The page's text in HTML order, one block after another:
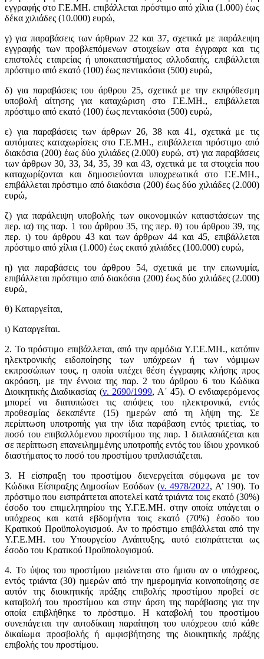
εγγραφής στο Γ.Ε.ΜΗ. επιβάλλεται πρόστιμο από χίλια (1.000) έως
δέκα χιλιάδες (10.000) ευρώ,
γ) για παραβάσεις των άρθρων 22 και 37, σχετικά με παράλειψη
εγγραφής των προβλεπόμενων στοιχείων στα έγγραφα και τις
επιστολές εταιρείας ή υποκαταστήματος αλλοδαπής, επιβάλλεται
πρόστιμο από εκατό (100) έως πεντακόσια (500) ευρώ,
δ) για παραβάσεις του άρθρου 25, σχετικά με την εκπρόθεσμη
υποβολή αίτησης για καταχώριση στο Γ.Ε.ΜΗ., επιβάλλεται
πρόστιμο από εκατό (100) έως πεντακόσια (500) ευρώ,
ε) για παραβάσεις των άρθρων 26, 38 και 41, σχετικά με τις
αυτόματες καταχωρίσεις στο Γ.Ε.ΜΗ., επιβάλλεται πρόστιμο από
διακόσια (200) έως δύο χιλιάδες (2.000) ευρώ, στ) για παραβάσεις
των άρθρων 30, 33, 34, 35, 39 και 43, σχετικά με τα στοιχεία που
καταχωρίζονται και δημοσιεύονται υποχρεωτικά στο Γ.Ε.ΜΗ.,
επιβάλλεται πρόστιμο από διακόσια (200) έως δύο χιλιάδες (2.000)
ευρώ,
ζ) για παράλειψη υποβολής των οικονομικών καταστάσεων της
περ. ια) της παρ. 1 του άρθρου 35, της περ. θ) του άρθρου 39, της
περ. ι) του άρθρου 43 και των άρθρων 44 και 45, επιβάλλεται
πρόστιμο από χίλια (1.000) έως εκατό χιλιάδες (100.000) ευρώ,
η) για παραβάσεις του άρθρου 54, σχετικά με την επωνυμία,
επιβάλλεται πρόστιμο από διακόσια (200) έως δύο χιλιάδες (2.000)
ευρώ,
θ) Καταργείται,
ι) Καταργείται.
2. Το πρόστιμο επιβάλλεται, από την αρμόδια Υ.Γ.Ε.ΜΗ., κατόπιν
ηλεκτρονικής ειδοποίησης των υπόχρεων ή των νόμιμων
εκπροσώπων τους, η οποία υπέχει θέση έγγραφης κλήσης προς
ακρόαση, με την έννοια της παρ. 2 του άρθρου 6 του Κώδικα
Διοικητικής Διαδικασίας (ν. 2690/1999, Α΄ 45). Ο ενδιαφερόμενος
μπορεί να διατυπώσει τις απόψεις του ηλεκτρονικά, εντός
προθεσμίας δεκαπέντε (15) ημερών από τη λήψη της. Σε
περίπτωση υποτροπής για την ίδια παράβαση εντός τριετίας, το
ποσό του επιβαλλόμενου προστίμου της παρ. 1 διπλασιάζεται και
σε περίπτωση επανειλημμένης υποτροπής εντός του ίδιου χρονικού
διαστήματος το ποσό του προστίμου τριπλασιάζεται.
3. Η είσπραξη του προστίμου διενεργείται σύμφωνα με τον
Κώδικα Είσπραξης Δημοσίων Εσόδων (ν. 4978/2022, Α’ 190). Το
πρόστιμο που εισπράττεται αποτελεί κατά τριάντα τοις εκατό (30%)
έσοδο του επιμελητηρίου της Υ.Γ.Ε.ΜΗ. στην οποία υπάγεται ο
υπόχρεος και κατά εβδομήντα τοις εκατό (70%) έσοδο του
Κρατικού Προϋπολογισμού. Αν το πρόστιμο επιβάλλεται από την
Υ.Γ.Ε.ΜΗ. του Υπουργείου Ανάπτυξης, αυτό εισπράττεται ως
έσοδο του Κρατικού Προϋπολογισμού.
4. Το ύψος του προστίμου μειώνεται στο ήμισυ αν ο υπόχρεος,
εντός τριάντα (30) ημερών από την ημερομηνία κοινοποίησης σε
αυτόν της διοικητικής πράξης επιβολής προστίμου προβεί σε
καταβολή του προστίμου και στην άρση της παράβασης για την
οποία επιβλήθηκε το πρόστιμο. Η καταβολή του προστίμου
συνεπάγεται την αυτοδίκαιη παραίτηση του υπόχρεου από κάθε
δικαίωμα προσβολής ή αμφισβήτησης της διοικητικής πράξης
επιβολής του προστίμου.